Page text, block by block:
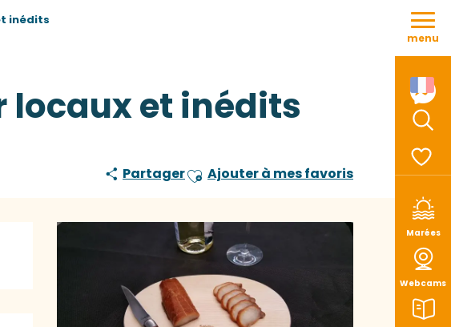
Aller
contenu
Marées
Webcams
menu
inédits
locaux et inédits
PartagerAjouter aux favoris
Ajouter à mes favoris